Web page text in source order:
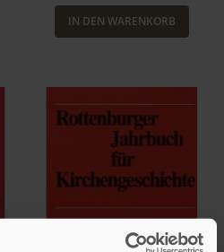
IN DEN WARENKORB